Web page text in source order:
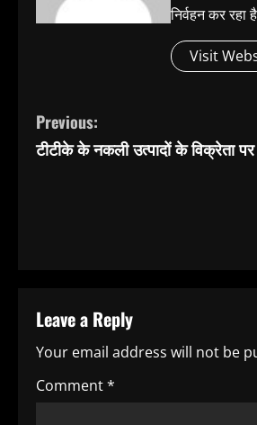
निर्वहन कर
Visit
C
o
n
u
e
Previous:
टीटीके के नकली उत्‍पादों के विक्रेता पर
Leave a Reply
Your email address will not be
Comment*